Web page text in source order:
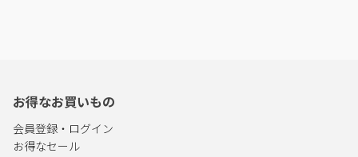
お得なお買いもの
会員登録・ログイン
お得なセール